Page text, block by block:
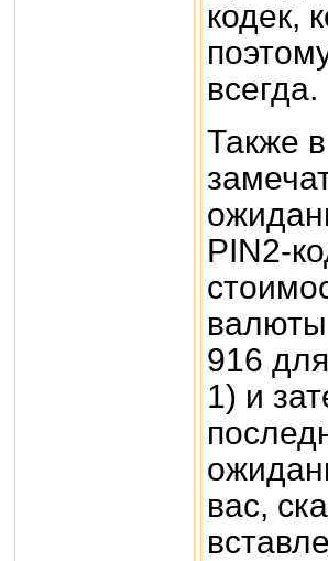
кодек,
всегда.
Также
PIN2-
916
1) и
вас,